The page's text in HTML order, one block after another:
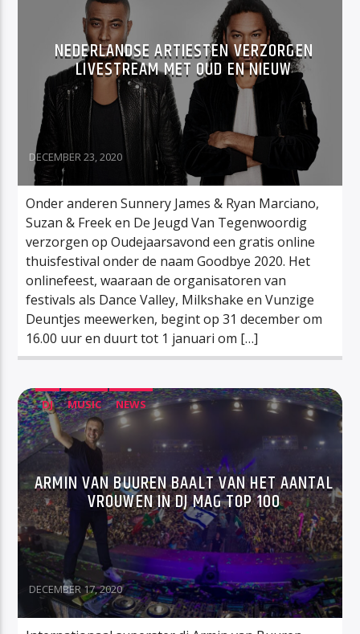
NEDERLANDSE ARTIESTEN VERZORGEN
LIVESTREAM MET OUD EN NIEUW
DECEMBER 23, 2020
Onder anderen Sunnery James & Ryan Marciano,
Suzan & Freek en De Jeugd Van Tegenwoordig
verzorgen op Oudejaarsavond een gratis online
thuisfestival onder de naam Goodbye 2020. Het
onlinefeest, waaraan de organisatoren van
festivals als Dance Valley, Milkshake en Vunzige
Deuntjes meewerken, begint op 31 december om
16.00 uur en duurt tot 1 januari om […]
DJ MUSIC NEWS
ARMIN VAN BUUREN BAALT VAN HET AANTAL
VROUWEN IN DJ MAG TOP 100
DECEMBER 17, 2020